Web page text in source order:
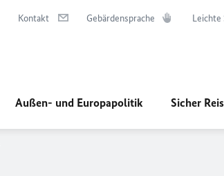
Kontakt Gebärdensprache Leichte
Außen- und Europapolitik Sicher